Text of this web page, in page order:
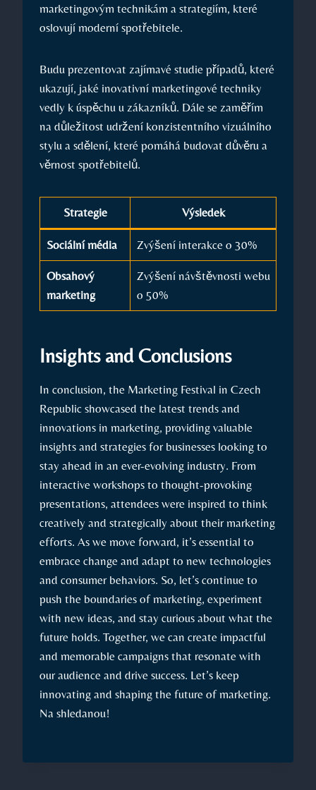
marketingovým technikám a strategiím, které
oslovují moderní spotřebitele.
Budu⁣ prezentovat ⁣zajímavé studie případů, které⁢
ukazují, jaké inovativní marketingové techniky
vedly k úspěchu u zákazníků. Dále ‌se zaměřím
na ⁢důležitost udržení konzistentního vizuálního
stylu a⁢ sdělení, ⁤které pomáhá ⁢budovat⁤ důvěru a
věrnost spotřebitelů.
Strategie Výsledek
Sociální média Zvýšení interakce o 30%
Obsahový​
marketing
Zvýšení návštěvnosti webu
o 50%
Insights and Conclusions
In conclusion, the‌ Marketing‌ Festival in Czech
Republic showcased the latest ⁤trends ⁣and
innovations in marketing, providing valuable⁢
insights and‍ strategies for businesses looking to
stay ahead in an‌ ever-evolving industry. From⁢
interactive workshops to thought-provoking
presentations,⁢ attendees⁣ were ‌inspired to think
creatively and strategically about⁤ their marketing
efforts. As we move forward, it’s ⁣essential to
embrace change ⁢and adapt to new technologies
and‌ consumer behaviors. So, let’s continue to
push the boundaries⁤ of ⁢marketing, experiment
with new ideas, and stay curious about what the
⁢future holds. Together, we can create impactful
and memorable campaigns that resonate ⁤with​
our audience‌ and drive success. ‍Let’s keep
innovating and shaping the ⁣future​ of marketing.
Na shledanou!